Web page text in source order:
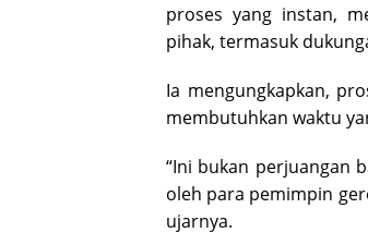
proses yang instan,
pihak, termasuk
Ia mengungkapkan,
membutuhkan waktu
“Ini bukan perjuangan
oleh para pemimpin
ujarnya.